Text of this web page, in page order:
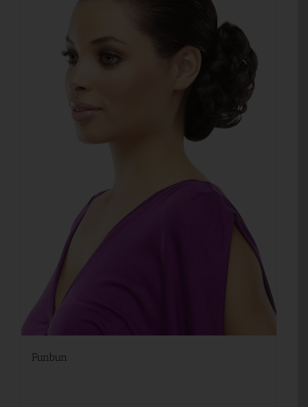
Funbun